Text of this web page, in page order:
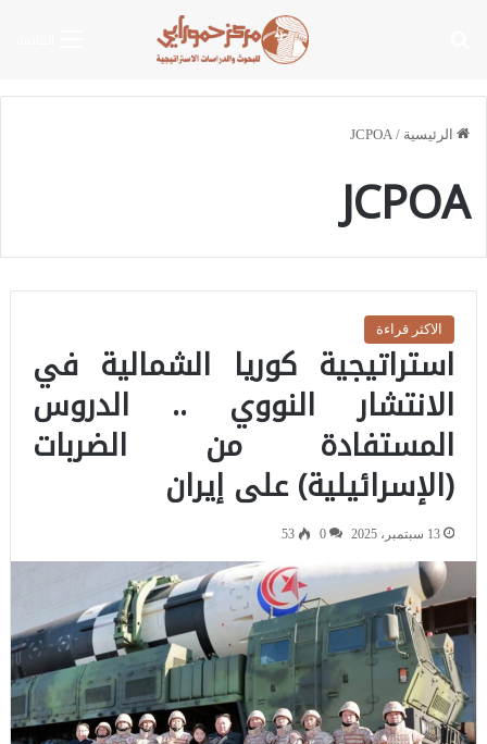
الرئيسية /
JCPOA
JCPOA
الاكثر قراءة
استراتيجية كوريا الشمالية في
الانتشار النووي .. الدروس
المستفادة من الضربات
(الإسرائيلية) على إيران
13 سبتمبر، 2025 0
53